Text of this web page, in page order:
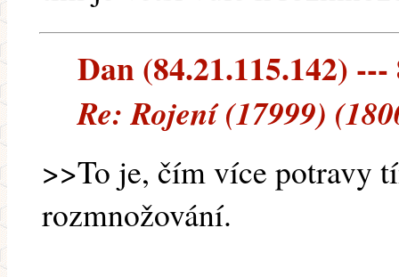
Dan (84.21.115.142) ---
Re: Rojení (17999)
>>To je, čím více potravy
rozmnožování.